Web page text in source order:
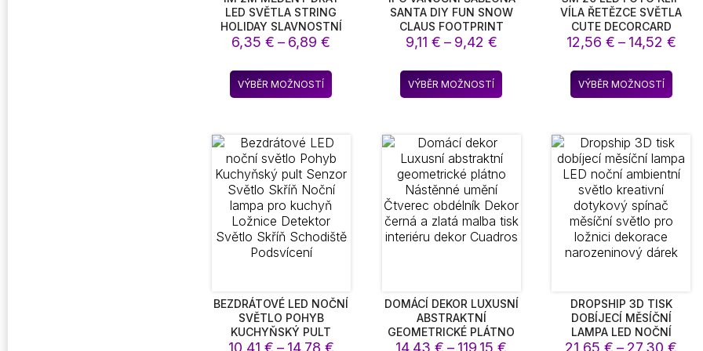
LED SVĚTLA STRING
HOLIDAY SLAVNOSTNÍ
OSVĚTLENÍ FAIRY
STROMEK SVATEBNÍ
STRANA DEKORACE
6,35€ – 6,89€
6,35 €
až
VÝBĚR MOŽNOSTÍ
Tento
produkt
variant.
Možnosti
lze
vybrat
stránce
SANTA DIY FUN SNOW
CLAUS FOOTPRINT
HOLIDAY DŘEVĚNÁ
DWARF FOOTPRINT DIY
PARTY DECORATION
9,11 € – 9,42 €Rozpětí
9,11 €
až
VÝBĚR MOŽNOSTÍ
Tento
produkt
Možnosti
lze
vybrat
na
stránce
VÍLA ŘETĚZCE SVĚTLA
CUTE DECORCARD
DRŽÁK GIRLANDA LAMPA
STRANA VÍLA SVĚTLA
VÁNOČNÍ DEKORACE
12,56 € – 14,52 €
VÝBĚR MOŽNOSTÍ
Tento
variant.
lze
na
BEZDRÁTOVÉ LED NOČNÍ
SVĚTLO POHYB
KUCHYŇSKÝ PULT
SENZOR SVĚTLO SKŘÍŇRozpětí
DOMÁCÍ DEKOR LUXUSNÍ
ABSTRAKTNÍ
GEOMETRICKÉ PLÁTNO
NÁSTĚNNÉ UMĚNÍ
DROPSHIP 3D TISK
DOBÍJECÍ MĚSÍČNÍ
LAMPA LED NOČNÍ
AMBIENTNÍ SVĚTLO